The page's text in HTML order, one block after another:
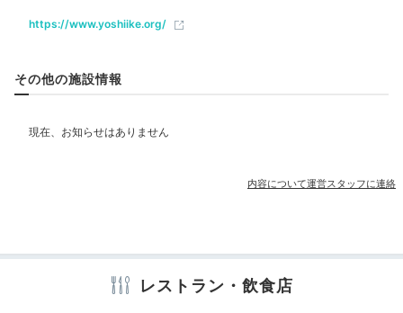
お宿は6本の自家源泉を持ち、毎分最大720リットルの
え、お部屋のお風呂でも源泉かけ流しの天然温泉につか
ベビー＆子供関連
部屋情報
露天風呂付客室
アメニティ
冷蔵庫 スリッパ セーフティボックス
https://www.yoshiike.org/
その他の施設情報
内容について運営スタッフに連絡
レストラン・飲食店